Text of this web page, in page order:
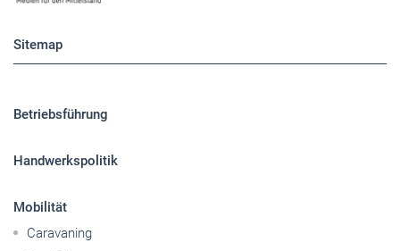
Sitemap
Betriebsführung
Handwerkspolitik
Mobilität
Caravaning